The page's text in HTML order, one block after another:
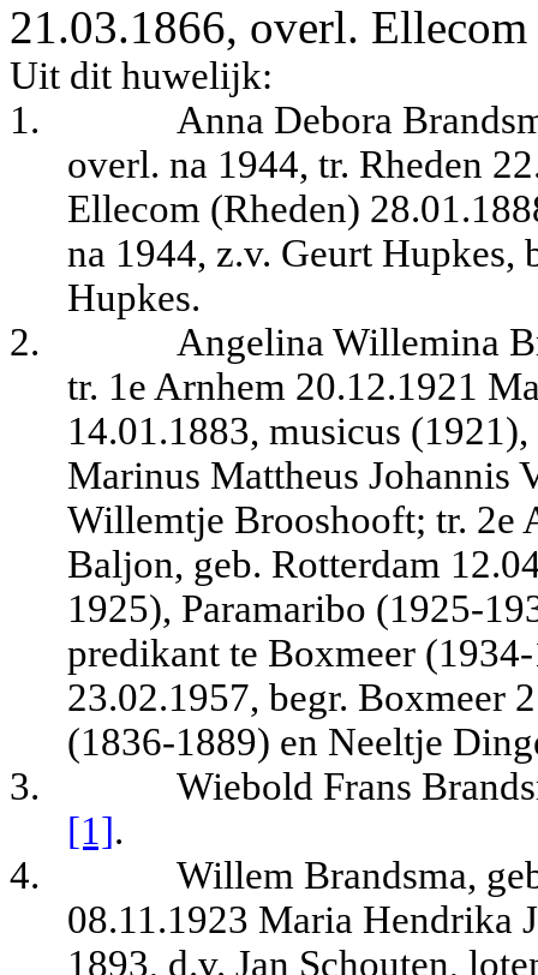
21.03.1866, overl.
Uit dit huwelijk:
1.
Anna Debora
overl. na 1944, tr. Rheden
Ellecom (Rheden)
na 1944, z.v. Geurt Hupkes,
Hupkes.
2.
Angelina Willemina
tr. 1e Arnhem 20.12.1921
14.01.1883, musicus
Marinus Mattheus Johannis
Willemtje Brooshooft; tr. 2e
Baljon, geb. Rotterdam
1925), Paramaribo (1925-
predikant te Boxmeer
23.02.1957, begr. Boxmeer
(1836-1889) en Neeltje
3.
Wiebold Frans
[1].
4.
Willem Brandsma,
08.11.1923 Maria Hendrika
1893, d.v. Jan Schouten,